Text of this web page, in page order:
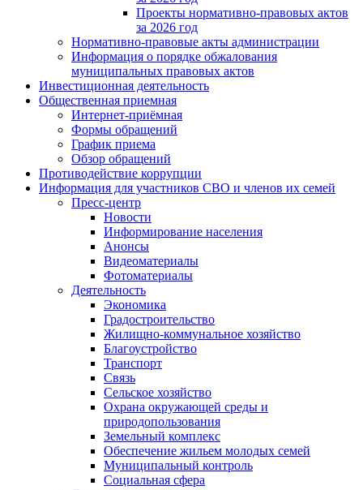
Проекты нормативно-правовых актов
за 2026 год
Нормативно-правовые акты администрации
Информация о порядке обжалования
муниципальных правовых актов
Инвестиционная деятельность
Общественная приемная
Интернет-приёмная
Формы обращений
График приема
Обзор обращений
Противодействие коррупции
Информация для участников СВО и членов их семей
Пресс-центр
Новости
Информирование населения
Анонсы
Видеоматериалы
Фотоматериалы
Деятельность
Экономика
Градостроительство
Жилищно-коммунальное хозяйство
Благоустройство
Транспорт
Связь
Сельское хозяйство
Охрана окружающей среды и
природопользования
Земельный комплекс
Обеспечение жильем молодых семей
Муниципальный контроль
Социальная сфера